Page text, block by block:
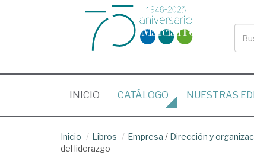
INICIO (CURRENT)
CATÁLOGO NUESTRAS
Inicio Libros Empresa / Dirección y
del liderazgo